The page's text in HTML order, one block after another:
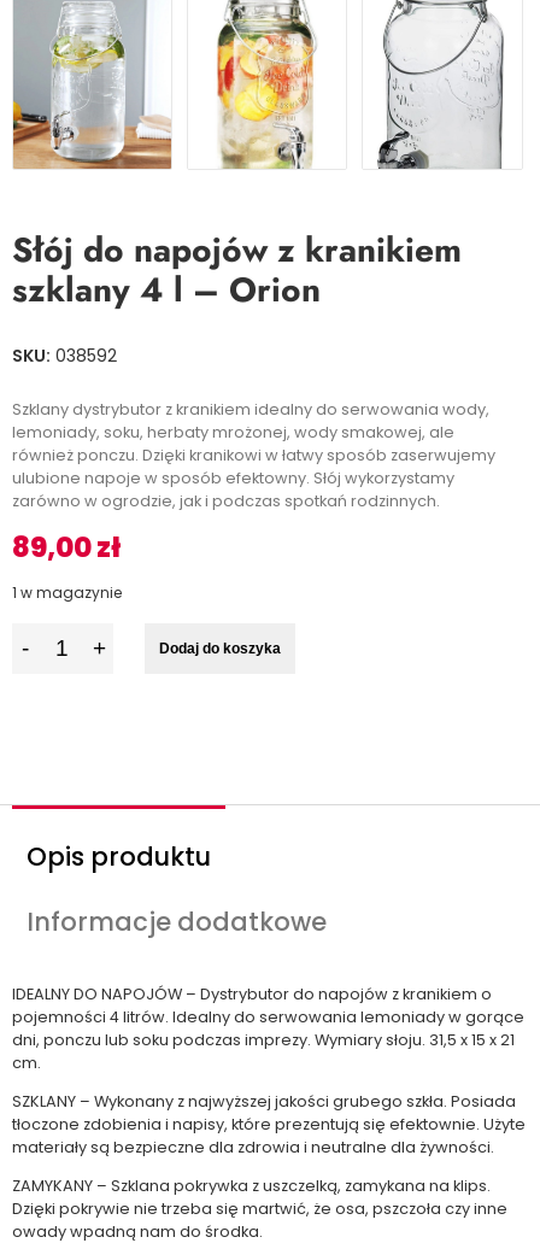
Słój do napojów z kranikiem
szklany 4 l – Orion
SKU: 038592
Szklany dystrybutor z kranikiem idealny do serwowania wody,
lemoniady, soku, herbaty mrożonej, wody smakowej, ale
również ponczu. Dzięki kranikowi w łatwy sposób zaserwujemy
ulubione napoje w sposób efektowny. Słój wykorzystamy
zarówno w ogrodzie, jak i podczas spotkań rodzinnych.
89,00zł
1 w magazynie
Dodaj do koszyka
Opis produktu
Informacje dodatkowe
IDEALNY DO NAPOJÓW – Dystrybutor do napojów z kranikiem o
pojemności 4 litrów. Idealny do serwowania lemoniady w gorące
dni, ponczu lub soku podczas imprezy. Wymiary słoju. 31,5 x 15 x 21
cm.
SZKLANY – Wykonany z najwyższej jakości grubego szkła. Posiada
tłoczone zdobienia i napisy, które prezentują się efektownie. Użyte
materiały są bezpieczne dla zdrowia i neutralne dla żywności.
ZAMYKANY – Szklana pokrywka z uszczelką, zamykana na klips.
Dzięki pokrywie nie trzeba się martwić, że osa, pszczoła czy inne
owady wpadną nam do środka.